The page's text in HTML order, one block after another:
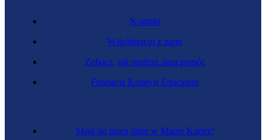
Elektromechaniczka
Skąd się biorą dane w Mapie Karier?
Kontakt
Współpracuj z nami
Zobacz, jak możesz nam pomóc
Fundacja Katalyst Education